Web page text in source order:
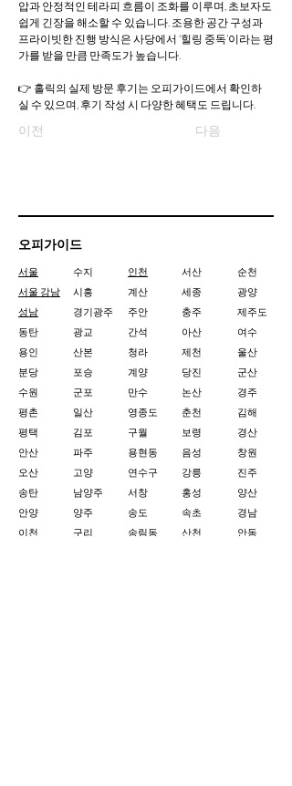
압과 안정적인 테라피 흐름이 조화를 이루며, 초보자도
쉽게 긴장을 해소할 수 있습니다. 조용한 공간 구성과
프라이빗한 진행 방식은 사당에서 ‘힐링 중독’이라는 평
가를 받을 만큼 만족도가 높습니다.
👉 홀릭의 실제 방문 후기는 오피가이드에서 확인하
실 수 있으며, 후기 작성 시 다양한 혜택도 드립니다.
이전 다음
오피가이드
서울
서울 강남
성남
동탄
용인
분당
수원
평촌
평택
안산
오산
송탄
안양
이천
수지
시흥
경기광주
광교
산본
포승
군포
일산
김포
파주
고양
남양주
양주
구리
인천
계산
주안
간석
청라
계양
만수
영종도
구월
용현동
연수구
서창
송도
송림동
서산
세종
충주
아산
제천
당진
논산
춘천
보령
음성
강릉
홍성
속초
산천
순천
광양
제주도
여수
울산
군산
경주
김해
경산
창원
진주
양산
경남
안동